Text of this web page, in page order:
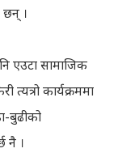
छन् ।
एउटा सामाजिक
त्यत्रो कार्यक्रममा
बुढीको
नै ।